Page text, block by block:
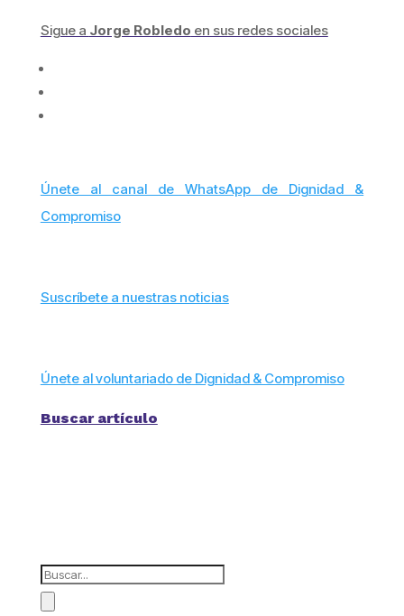
Sigue a Jorge Robledo en sus redes sociales
Únete al canal de WhatsApp de Dignidad &
Compromiso
Suscríbete a nuestras noticias
Únete al voluntariado de Dignidad & Compromiso
Buscar artículo